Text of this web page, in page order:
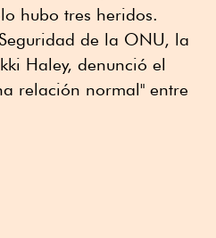
hubo tres heridos.
de la ONU, la
Haley, denunció el
relación normal" entre